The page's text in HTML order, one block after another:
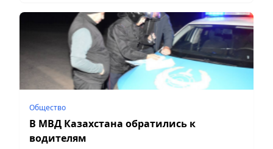
Общество
В МВД Казахстана обратились к
водителям